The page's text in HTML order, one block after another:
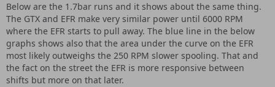
Below are the 1.7bar runs and it shows about the same thing.
The GTX and EFR make very similar power until 6000 RPM
where the EFR starts to pull away. The blue line in the below
graphs shows also that the area under the curve on the EFR
most likely outweighs the 250 RPM slower spooling. That and
the fact on the street the EFR is more responsive between
shifts but more on that later.